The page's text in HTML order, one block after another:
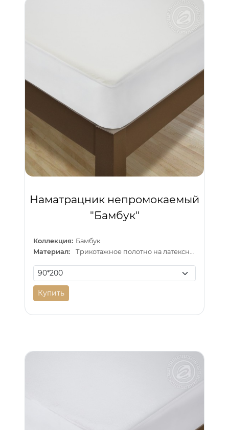
Наматрацник непромокаемый
"Бамбук"
Коллекция: Бамбук
Материал:
Трикотажное полотно на латексной основе
Купить